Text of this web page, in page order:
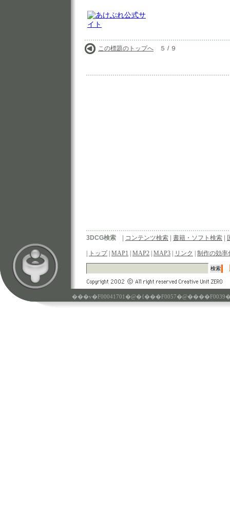
この標題のトップへ ５ / ９
3DCG検索 コンテンツ検索 書籍・ソフト検索
トップ| MAP1 MAP2 MAP3 リンク 制作の効率